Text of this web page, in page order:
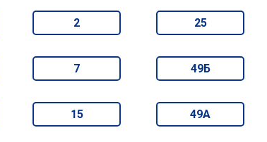
2 25
7 49Б
15 49А